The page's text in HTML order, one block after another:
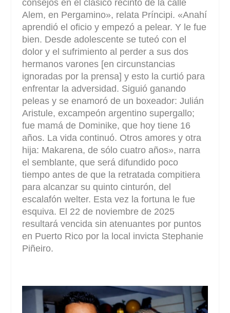
consejos en el clásico recinto de la calle
Alem, en Pergamino», relata Príncipi. «Anahí
aprendió el oficio y empezó a pelear. Y le fue
bien. Desde adolescente se tuteó con el
dolor y el sufrimiento al perder a sus dos
hermanos varones [en circunstancias
ignoradas por la prensa] y esto la curtió para
enfrentar la adversidad. Siguió ganando
peleas y se enamoró de un boxeador: Julián
Aristule, excampeón argentino supergallo;
fue mamá de Dominike, que hoy tiene 16
años. La vida continuó. Otros amores y otra
hija: Makarena, de sólo cuatro años», narra
el semblante, que será difundido poco
tiempo antes de que la retratada compitiera
para alcanzar su quinto cinturón, del
escalafón welter. Esta vez la fortuna le fue
esquiva. El 22 de noviembre de 2025
resultará vencida sin atenuantes por puntos
en Puerto Rico por la local invicta Stephanie
Piñeiro.